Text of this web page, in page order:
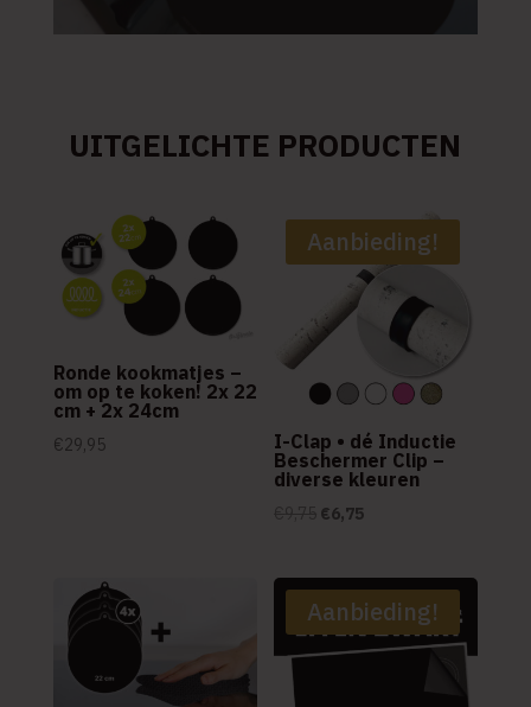
UITGELICHTE PRODUCTEN
Ronde kookmatjes –
om op te koken! 2x 22
cm + 2x 24cm
€29,95
Aanbieding!
I-Clap • dé Inductie
Beschermer Clip –
diverse kleuren
Oorspronkelijke
was:
€9,75.
€6,75Huidige
is:
€6,75.
Aanbieding!